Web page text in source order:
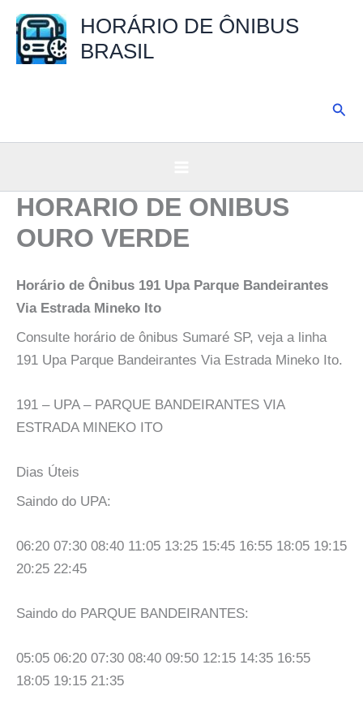
para
HORÁRIO DE ÔNIBUS
BRASIL
HORARIO DE ONIBUS
OURO VERDE
Horário de Ônibus 191 Upa Parque Bandeirantes
Via Estrada Mineko Ito
Consulte horário de ônibus Sumaré SP, veja a linha
191 Upa Parque Bandeirantes Via Estrada Mineko Ito.
191 – UPA – PARQUE BANDEIRANTES VIA
ESTRADA MINEKO ITO
Dias Úteis
Saindo do UPA:
06:20 07:30 08:40 11:05 13:25 15:45 16:55 18:05 19:15
20:25 22:45
Saindo do PARQUE BANDEIRANTES:
05:05 06:20 07:30 08:40 09:50 12:15 14:35 16:55
18:05 19:15 21:35